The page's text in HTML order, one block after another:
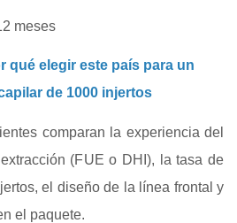
meses
qué elegir este país para un
de 1000 injertos
comparan la experiencia del
(FUE o DHI), la tasa de
el diseño de la línea frontal y
el paquete.